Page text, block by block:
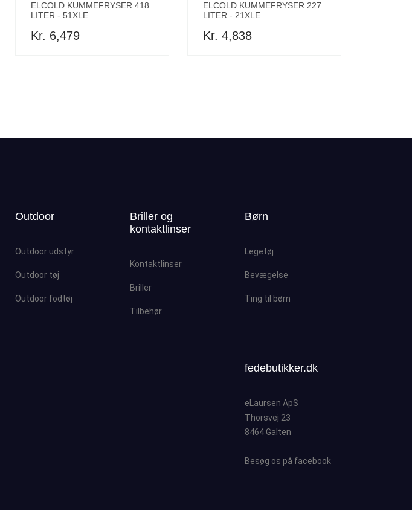
ELCOLD KUMMEFRYSER 418
LITER - 51XLE
Kr. 6,479
ELCOLD KUMMEFRYSER 227
LITER - 21XLE
Kr. 4,838
Outdoor
Outdoor udstyr
Outdoor tøj
Outdoor fodtøj
Briller og
kontaktlinser
Kontaktlinser
Briller
Tilbehør
Børn
Legetøj
Bevægelse
Ting til børn
fedebutikker.dk
eLaursen ApS
Thorsvej 23
8464 Galten
Besøg os på facebook